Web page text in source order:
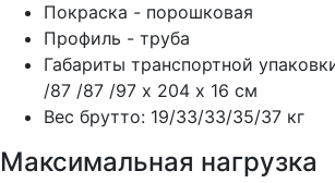
Покраска - порошковая
Профиль - труба
Габариты транспортной
/87 /87 /97 х 204 х 16 см
Вес брутто: 19/33/33/35/37 кг
Максимальная нагрузка